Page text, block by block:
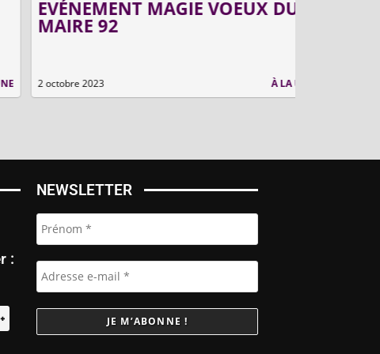
EVÉNEMENT MAGIE VOEUX DU
MAIRE 92
2 octobre 2023 À LA UNE
:
NEWSLETTER